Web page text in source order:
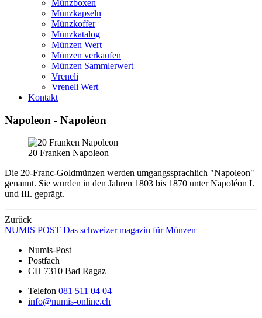
Münzboxen
Münzkapseln
Münzkoffer
Münzkatalog
Münzen Wert
Münzen verkaufen
Münzen Sammlerwert
Vreneli
Vreneli Wert
Kontakt
Napoleon - Napoléon
20 Franken Napoleon
Die 20-Franc-Goldmünzen werden umgangssprachlich "Napoleon"
genannt. Sie wurden in den Jahren 1803 bis 1870 unter Napoléon I.
und III. geprägt.
Zurück
NUMIS POST Das schweizer magazin für Münzen
Numis-Post
Postfach
CH 7310 Bad Ragaz
Telefon 081 511 04 04
info@numis-online.ch